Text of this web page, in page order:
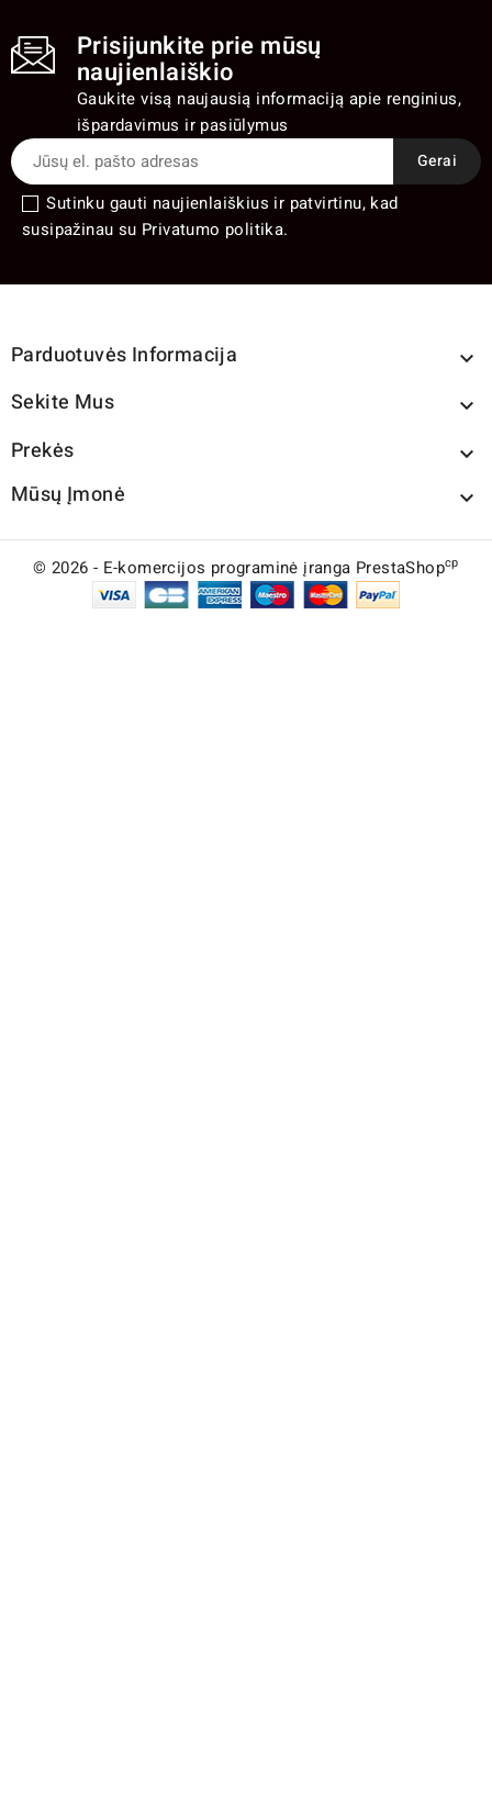
Prisijunkite prie mūsų
naujienlaiškio
Gaukite visą naujausią informaciją apie renginius,
išpardavimus ir pasiūlymus
Sutinku gauti naujienlaiškius ir patvirtinu, kad
susipažinau su Privatumo politika.
Parduotuvės Informacija 
Sekite Mus 
Prekės 
Mūsų Įmonė 
© 2026 - E-komercijos programinė įranga PrestaShopcp